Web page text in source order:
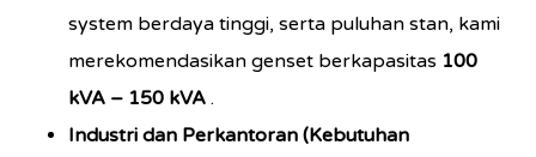
system berdaya tinggi, serta puluhan stan, kami
merekomendasikan genset berkapasitas 100
kVA – 150 kVA.
Industri dan Perkantoran (Kebutuhan